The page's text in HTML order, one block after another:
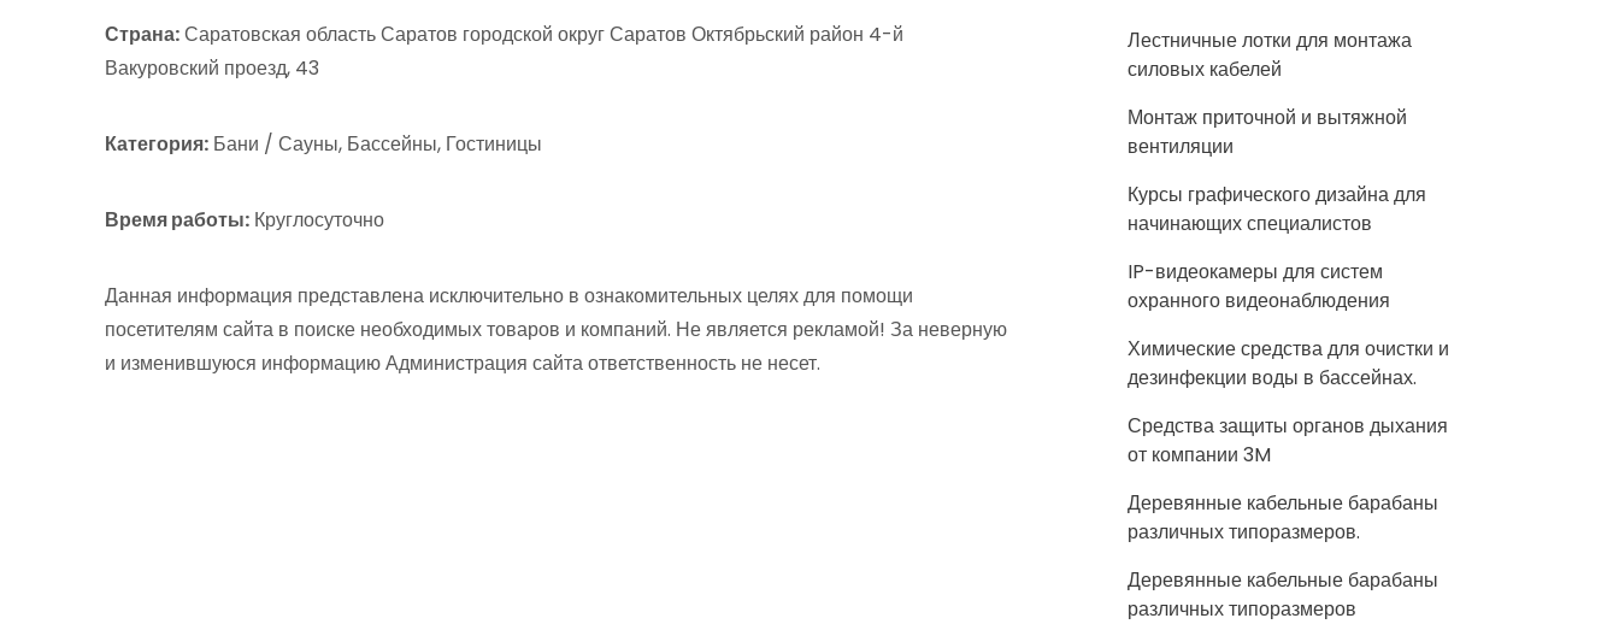
Страна:Саратовская область Саратов городской округ Саратов Октябрьский район 4-й
Вакуровский проезд, 43
Категория: Бани / Сауны, Бассейны, Гостиницы
Время работы: Круглосуточно
Данная информация представлена исключительно в ознакомительных целях для помощи
посетителям сайта в поиске необходимых товаров и компаний. Не является рекламой! За неверную
и изменившуюся информацию Администрация сайта ответственность не несет.
Лестничные лотки для монтажа
силовых кабелей
Монтаж приточной и вытяжной
вентиляции
Курсы графического дизайна для
начинающих специалистов
IP-видеокамеры для систем
охранного видеонаблюдения
Химические средства для очистки и
дезинфекции воды в бассейнах.
Средства защиты органов дыхания
от компании 3M
Деревянные кабельные барабаны
различных типоразмеров.
Деревянные кабельные барабаны
различных типоразмеров